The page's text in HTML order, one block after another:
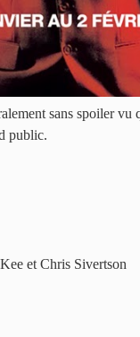
sans spoiler vu
public.
et Chris Sivertson